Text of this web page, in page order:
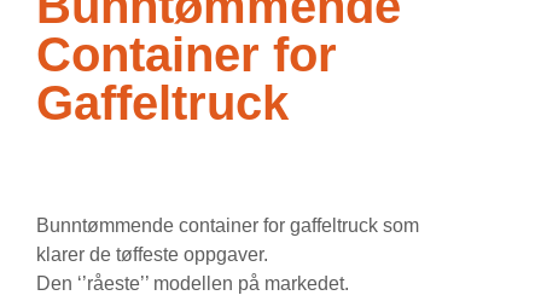
Container for
Gaffeltruck
Bunntømmende container for gaffeltruck som
klarer de tøffeste oppgaver.
Den ‘’råeste’’ modellen på markedet.